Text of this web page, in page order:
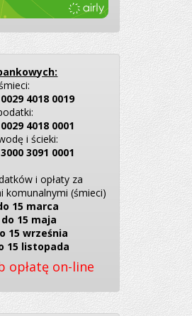
4018 0019
4018 0001
i ścieki:
3091 0001
i opłaty za
komunalnymi (śmieci)
15 marca
do 15 maja
15 września
15 listopada
opłatę on-line